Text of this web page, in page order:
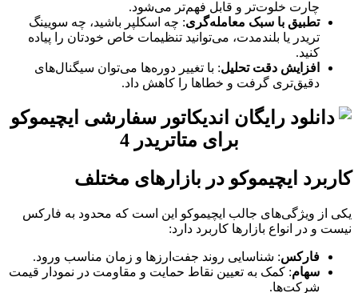
چارت خلوت‌تر و قابل فهم‌تر می‌شود.
تطبیق با سبک معامله‌گری: چه اسکلپر باشید، چه سویینگ
تریدر یا بلندمدت، می‌توانید تنظیمات خاص خودتان را پیاده
کنید.
افزایش دقت تحلیل: با تغییر دوره‌ها می‌توان سیگنال‌های
دقیق‌تری گرفت و خطاها را کاهش داد.
کاربرد ایچیموکو در بازارهای مختلف
یکی از ویژگی‌های جالب ایچیموکو این است که محدود به فارکس
نیست و در انواع بازارها کاربرد دارد:
فارکس: شناسایی روند جفت‌ارزها و زمان مناسب ورود.
سهام: کمک به تعیین نقاط حمایت و مقاومت در نمودار قیمت
شرکت‌ها.